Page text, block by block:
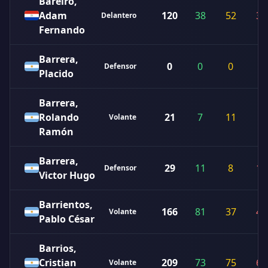
Adam
Fernando
Delantero 120 38 52 30
Barrera,
Placido
Defensor 0 0 0
Barrera,
Rolando
Ramón
Volante 21 7 11
Barrera,
Victor Hugo
Defensor 29 11 8 10
Barrientos,
Pablo César
Volante 166 81 37 48
Barrios,
Cristian
Volante 209 73 75 61